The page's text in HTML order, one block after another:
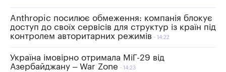
Anthropic посилює обмеження: компанія блокує
доступ до своїх сервісів для структур із країн під
контролем авторитарних режимів
14:22
Україна імовірно отримала МіГ-29 від
Азербайджану – War Zone
14:23